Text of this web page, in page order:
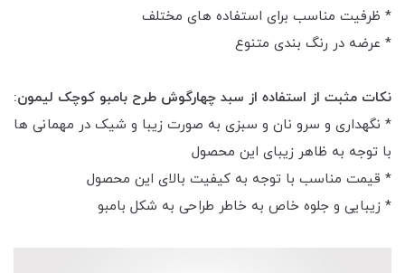
* ظرفیت مناسب برای استفاده های مختلف
* عرضه در رنگ بندی متنوع
نکات مثبت از استفاده از سبد چهارگوش طرح بامبو کوچک لیمون:
* نگهداری و سرو نان و سبزی به صورت زیبا و شیک در مهمانی ها
با توجه به ظاهر زیبای این محصول
* قیمت مناسب با توجه به کیفیت بالای این محصول
* زیبایی و جلوه خاص به خاطر طراحی به شکل بامبو